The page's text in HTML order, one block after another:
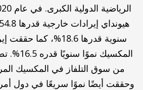
سنوية قدرها 18.6%،
المكسيك
من سوق التلفاز في المكسيك
وحققت أيضًا نموًا سريعًا في دول